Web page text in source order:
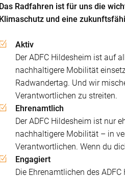
Das Radfahren ist für uns die
Klimaschutz und eine
Aktiv
Der ADFC Hildesheim ist auf
nachhaltigere Mobilität
Radwandertag. Und wir
Verantwortlichen zu streiten.
Ehrenamtlich
Der ADFC Hildesheim ist nur
nachhaltigere Mobilität – in
Verantwortlichen. Wenn du
Engagiert
Die Ehrenamtlichen des